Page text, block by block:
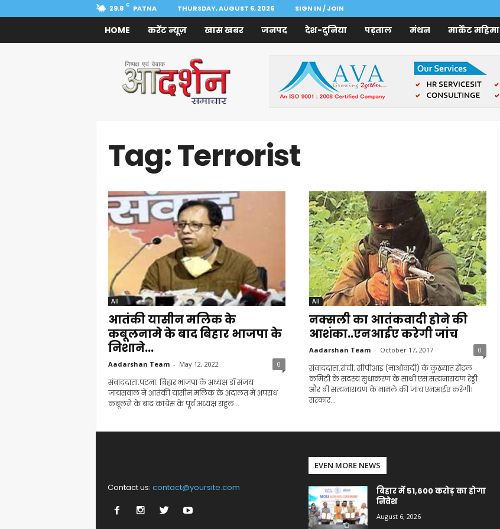
29.8 C PATNA THURSDAY, AUGUST 6, 2026 SIGN IN / JOIN
HOME करेंट न्यूज़ खास खबर जनपद देश-दुनिया पड़ताल मंथन मार्केट महिमा
Samachar
Tag: Terrorist
All
आतंकी यासीन मलिक के
कबूलनामे के बाद बिहार भाजपा के
निशाने...
Aadarshan Team - May 12, 2022 0
संवाददाता.पटना. बिहार भाजपा के अध्यक्ष डॉ संजय
जायसवाल ने आतंकी यासीन मलिक के अदालत में अपराध
कबूलने के बाद कांग्रेस के पूर्व अध्यक्ष राहुल...
All
नक्सली का आतंकवादी होने की
आशंका..एनआईए करेगी जांच
Aadarshan Team - October 17, 2017 0
संवाददाता.रांची. सीपीआइ (माओवादी) के कुख्यात सेंट्रल
कमिटी के सदस्य सुधाकरण के साथी एस सत्यनारायण रेड्डी
और बी सत्यनारायण के मामले की जांच एनआईए करेगी।
सरकार...
Contact us: contact@yoursite.com
EVEN MORE NEWS
बिहार में 51,600 करोड़ का होगा
निवेश
August 6, 2026